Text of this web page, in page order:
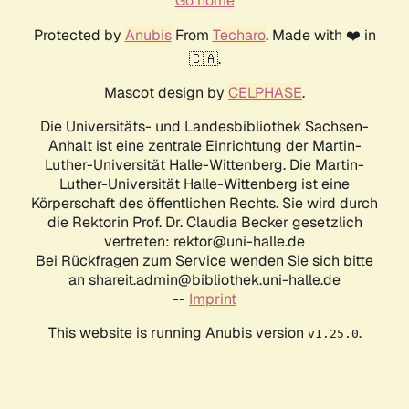
Protected by AnubisFrom Techaro. Made with ❤️ in
🇨🇦.
Mascot design by CELPHASE.
Die Universitäts- und Landesbibliothek Sachsen-
Anhalt ist eine zentrale Einrichtung der Martin-
Luther-Universität Halle-Wittenberg. Die Martin-
Luther-Universität Halle-Wittenberg ist eine
Körperschaft des öffentlichen Rechts. Sie wird durch
die Rektorin Prof. Dr. Claudia Becker gesetzlich
vertreten: rektor@uni-halle.de
Bei Rückfragen zum Service wenden Sie sich bitte
an shareit.admin@bibliothek.uni-halle.de
-- Imprint
This website is running Anubis version v1.25.0.